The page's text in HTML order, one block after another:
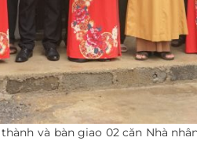
và bàn giao 02 căn Nhà